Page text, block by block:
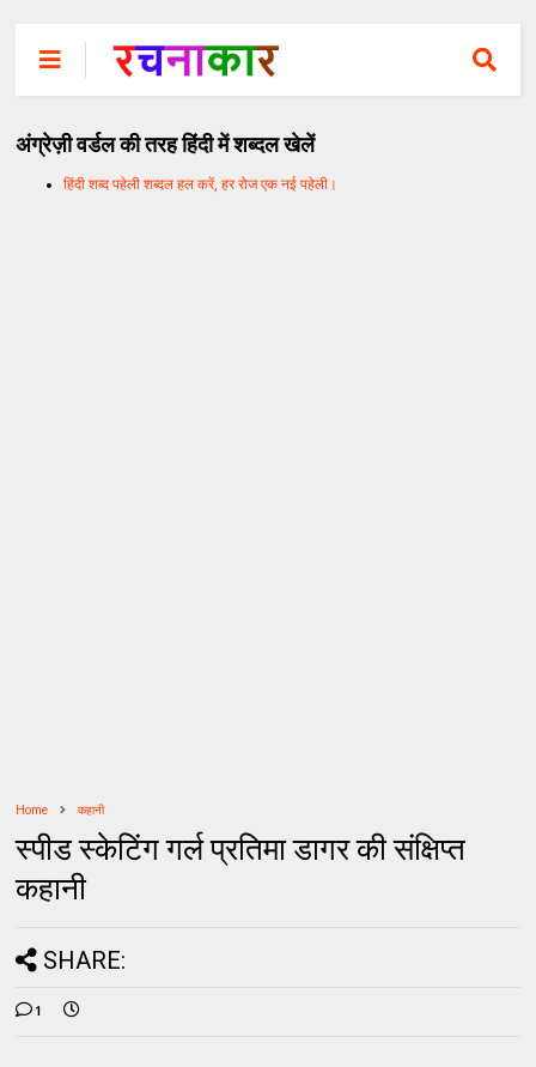
अंग्रेज़ी वर्डल की तरह हिंदी में शब्दल खेलें
हिंदी शब्द पहेली शब्दल हल करें, हर रोज एक नई पहेली।
Home कहानी
स्पीड स्केटिंग गर्ल प्रतिमा डागर की संक्षिप्त
कहानी
SHARE:
1